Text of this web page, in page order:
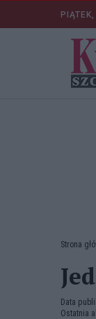
Strona
Data
Ostatnia